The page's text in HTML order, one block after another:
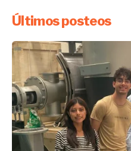
Últimos posteos